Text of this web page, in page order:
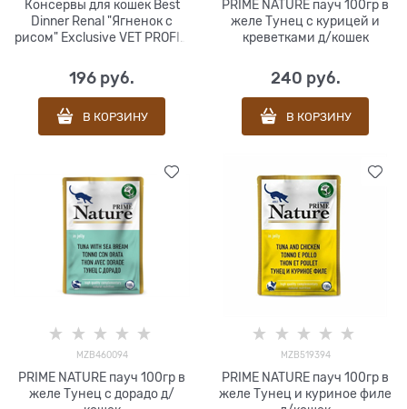
Консервы для кошек Best
Dinner Renal "Ягненок с
рисом" Exclusive VET PROFI -
196 руб.
В КОРЗИНУ
PRIME NATURE пауч 100гр в
желе Тунец с курицей и
креветками д/кошек
240 руб.
В КОРЗИНУ
MZB460094
PRIME NATURE пауч 100гр в
желе Тунец с дорадо д/
MZB519394
PRIME NATURE пауч 100гр в
желе Тунец и куриное филе